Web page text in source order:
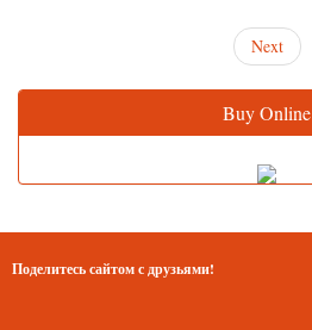
Next
Buy Online
Поделитесь сайтом с друзьями!